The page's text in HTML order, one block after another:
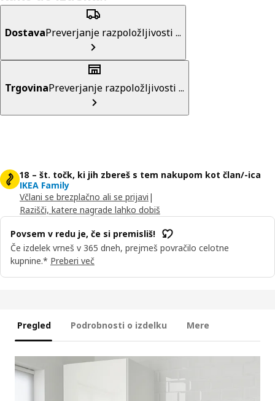
DostavaPreverjanje razpoložljivosti ...
TrgovinaPreverjanje razpoložljivosti ...
18 – št. točk, ki jih zbereš s tem nakupom kot član/-ica
IKEA Family
Včlani se brezplačno ali se prijavi |
Razišči, katere nagrade lahko dobiš
Povsem v redu je, če si premisliš!
Če izdelek vrneš v 365 dneh, prejmeš povračilo celotne
kupnine.* Preberi več
Pregled Podrobnosti o izdelku Mere